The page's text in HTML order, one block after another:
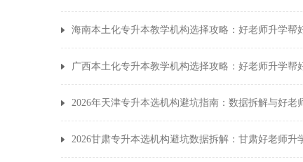
海南本土化专升本教学机构选择攻略：好老师升学帮
广西本土化专升本教学机构选择攻略：好老师升学帮
2026年天津专升本选机构避坑指南：数据拆解与好老
2026甘肃专升本选机构避坑数据拆解：甘肃好老师升
2026年山西分校暑假